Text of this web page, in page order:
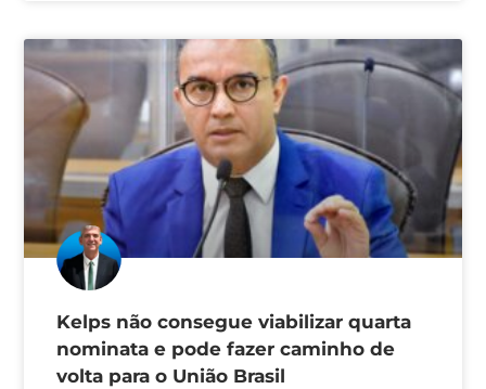
Kelps não consegue viabilizar quarta
nominata e pode fazer caminho de
volta para o União Brasil